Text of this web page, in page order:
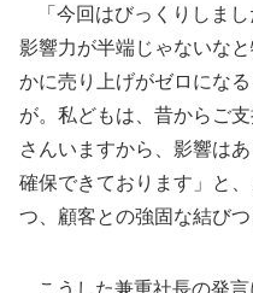
「今回はびっくりしまし
影響力が半端じゃないな
かに売り上げがゼロにな
が。私どもは、昔からご
さんいますから、影響は
確保できております」と
つ、顧客との強固な結びつ
こうした兼重社長の発